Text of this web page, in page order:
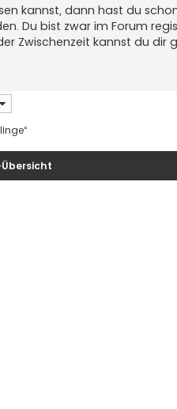
kannst, dann hast du
Du bist zwar im Forum
Zwischenzeit kannst du dir